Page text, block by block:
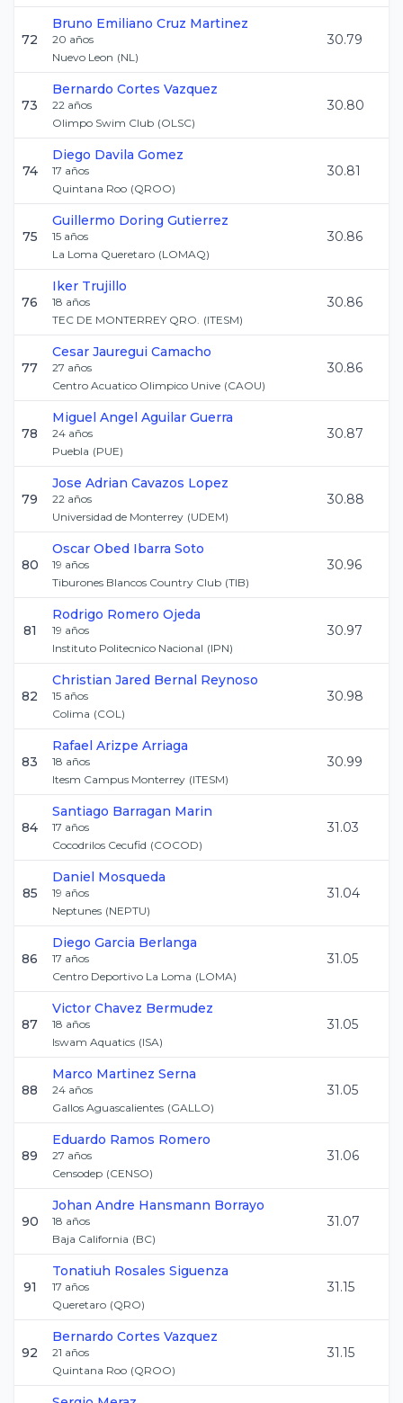
72
Bruno Emiliano Cruz Martinez
20 años
Nuevo Leon (NL)
30.79
73
Bernardo Cortes Vazquez
22 años
Olimpo Swim Club (OLSC)
30.80
74
Diego Davila Gomez
17 años
Quintana Roo (QROO)
30.81
75
Guillermo Doring Gutierrez
15 años
La Loma Queretaro (LOMAQ)
30.86
76
Iker Trujillo
18 años
TEC DE MONTERREY QRO. (ITESM)
30.86
77
Cesar Jauregui Camacho
27 años
Centro Acuatico Olimpico Unive (CAOU)
30.86
78
Miguel Angel Aguilar Guerra
24 años
Puebla (PUE)
30.87
79
Jose Adrian Cavazos Lopez
22 años
Universidad de Monterrey (UDEM)
30.88
80
Oscar Obed Ibarra Soto
19 años
Tiburones Blancos Country Club (TIB)
30.96
81
Rodrigo Romero Ojeda
19 años
Instituto Politecnico Nacional (IPN)
30.97
82
Christian Jared Bernal Reynoso
15 años
Colima (COL)
30.98
83
Rafael Arizpe Arriaga
18 años
Itesm Campus Monterrey (ITESM)
30.99
84
Santiago Barragan Marin
17 años
Cocodrilos Cecufid (COCOD)
31.03
85
Daniel Mosqueda
19 años
Neptunes (NEPTU)
31.04
86
Diego Garcia Berlanga
17 años
Centro Deportivo La Loma (LOMA)
31.05
87
Victor Chavez Bermudez
18 años
Iswam Aquatics (ISA)
31.05
88
Marco Martinez Serna
24 años
Gallos Aguascalientes (GALLO)
31.05
89
Eduardo Ramos Romero
27 años
Censodep (CENSO)
31.06
90
Johan Andre Hansmann Borrayo
18 años
Baja California (BC)
31.07
91
Tonatiuh Rosales Siguenza
17 años
Queretaro (QRO)
31.15
92
Bernardo Cortes Vazquez
21 años
Quintana Roo (QROO)
31.15